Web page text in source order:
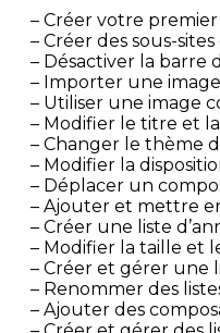
– Créer votre premier
– Créer des sous-
– Désactiver la barre
– Importer une image
– Utiliser une image
– Modifier le titre et
– Changer le thème
– Modifier la
– Déplacer un
– Ajouter et mettre
– Créer une liste
– Modifier la taille et
– Créer et gérer une
– Renommer des
– Ajouter des